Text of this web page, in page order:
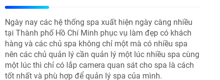
Ngày nay các hệ thống spa xuất hiện ngày càng nhiều
tại Thành phố Hồ Chí Minh phục vụ làm đẹp có khách
hàng và các chủ spa không chỉ một mà có nhiều spa
nên các chủ quản lý cần quản lý một lúc nhiều spa cùng
một lúc thì chỉ có lắp camera quan sát cho spa là cách
tốt nhất và phù hợp để quản lý spa của mình.